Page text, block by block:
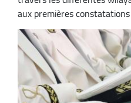
aux premières